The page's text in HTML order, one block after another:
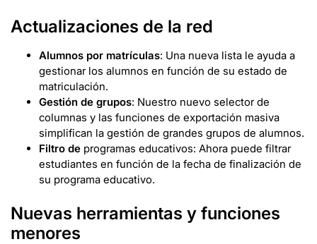
Actualizaciones de la red
Alumnos por matrículas: Una nueva lista le ayuda a
gestionar los alumnos en función de su estado de
matriculación.
Gestión de grupos: Nuestro nuevo selector de
columnas y las funciones de exportación masiva
simplifican la gestión de grandes grupos de alumnos.
Filtro de programas educativos: Ahora puede filtrar
estudiantes en función de la fecha de finalización de
su programa educativo.
Nuevas herramientas y funciones
menores